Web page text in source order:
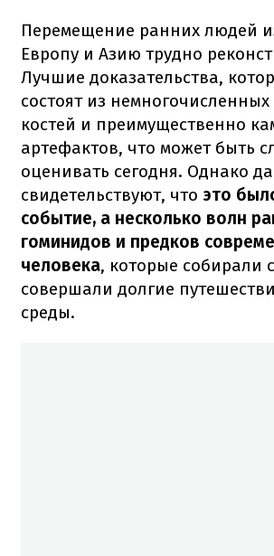
Перемещение ранних людей
Европу и Азию трудно
Лучшие доказательства,
состоят из немногочисленных
костей и преимущественно
артефактов, что может быть
оценивать сегодня. Однако
свидетельствуют, что это
событие, а несколько волн
гоминидов и предков
человека, которые собирали
совершали долгие
среды.